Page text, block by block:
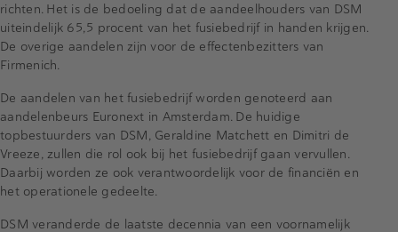
richten. Het is de bedoeling dat de aandeelhouders van DSM
uiteindelijk 65,5 procent van het fusiebedrijf in handen krijgen.
De overige aandelen zijn voor de effectenbezitters van
Firmenich.
De aandelen van het fusiebedrijf worden genoteerd aan
aandelenbeurs Euronext in Amsterdam. De huidige
topbestuurders van DSM, Geraldine Matchett en Dimitri de
Vreeze, zullen die rol ook bij het fusiebedrijf gaan vervullen.
Daarbij worden ze ook verantwoordelijk voor de financiën en
het operationele gedeelte.
DSM veranderde de laatste decennia van een voornamelijk